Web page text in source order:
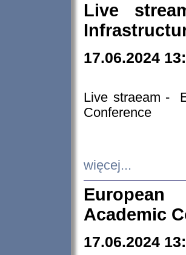
Live
17.06.2024
Live straeam -
Conference
więcej...
European
Academic
17.06.2024